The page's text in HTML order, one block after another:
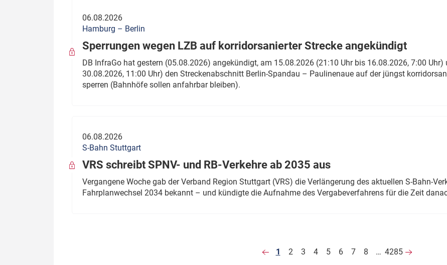
06.08.2026
Hamburg – Berlin
Sperrungen wegen LZB auf korridorsanierter Strecke angekündigt
DB InfraGo hat gestern (05.08.2026) angekündigt, am 15.08.2026 (21:10 Uhr bis 16.08.2026, 7:00
30.08.2026, 11:00 Uhr) den Streckenabschnitt Berlin-Spandau – Paulinenaue auf der jüngst
sperren (Bahnhöfe sollen anfahrbar bleiben).
06.08.2026
S-Bahn Stuttgart
VRS schreibt SPNV- und RB-Verkehre ab 2035 aus
Vergangene Woche gab der Verband Region Stuttgart (VRS) die Verlängerung des aktuellen S-Bahn-
Fahrplanwechsel 2034 bekannt – und kündigte die Aufnahme des Vergabeverfahrens für die Zeit
1 2 3 4 5 6 7 8 … 4285